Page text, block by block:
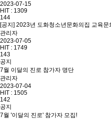
2023-07-15
HIT : 1309
144
[공지] 2023년 도화청소년문화의집 교육
관리자
2023-07-05
HIT : 1749
143
공지
7월 이달의 진로 참가자 명단
관리자
2023-07-04
HIT : 1505
142
공지
7월 '이달의 진로' 참가자 모집!